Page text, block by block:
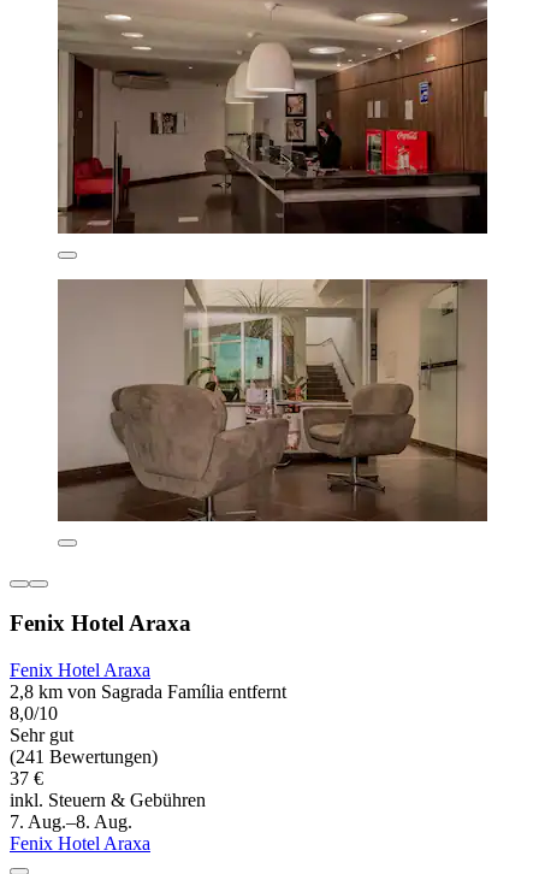
Fenix Hotel Araxa
Fenix Hotel Araxa
2,8 km von Sagrada Família entfernt
8,0/10
Sehr gut
(241 Bewertungen)
37 €
inkl. Steuern & Gebühren
7. Aug.–8. Aug.
Fenix Hotel Araxa